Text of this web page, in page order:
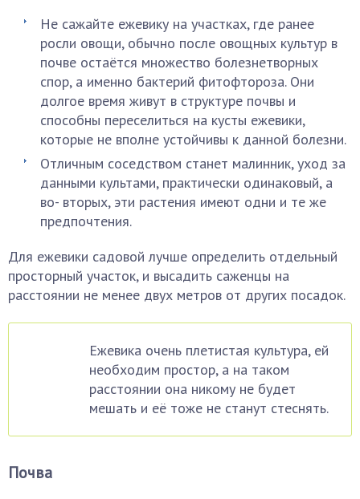
Не сажайте ежевику на участках, где ранее
росли овощи, обычно после овощных культур в
почве остаётся множество болезнетворных
спор, а именно бактерий фитофтороза. Они
долгое время живут в структуре почвы и
способны переселиться на кусты ежевики,
которые не вполне устойчивы к данной болезни.
Отличным соседством станет малинник, уход за
данными культами, практически одинаковый, а
во- вторых, эти растения имеют одни и те же
предпочтения.
Для ежевики садовой лучше определить отдельный
просторный участок, и высадить саженцы на
расстоянии не менее двух метров от других посадок.
Ежевика очень плетистая культура, ей
необходим простор, а на таком
расстоянии она никому не будет
мешать и её тоже не станут стеснять.
Почва